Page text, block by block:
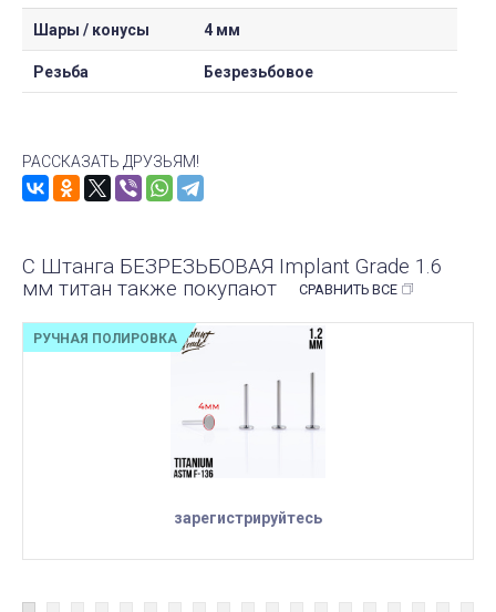
Шары / конусы 4 мм
Резьба Безрезьбовое
РАССКАЗАТЬ ДРУЗЬЯМ!
С Штанга БЕЗРЕЗЬБОВАЯ Implant Grade 1.6
мм титан также покупают
СРАВНИТЬ ВСЕ
зарегистрируйтесь
РУЧНАЯ ПОЛИРОВКА